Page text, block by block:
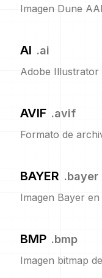
Imagen Dune AAI
AI .ai
Adobe Illustrator
AVIF .avif
Formato de
BAYER .bayer
Imagen Bayer
BMP .bmp
Imagen bitmap